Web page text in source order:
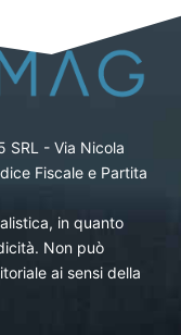
SRL - Via Nicola
Fiscale e Partita
in quanto
Non può
ai sensi della